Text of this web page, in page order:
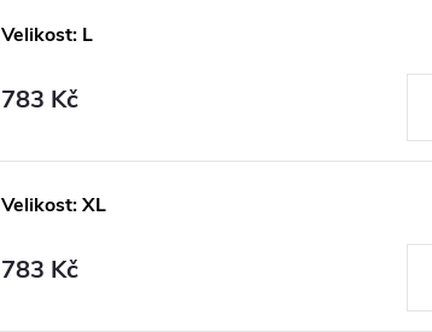
Velikost: L
783 Kč
Velikost: XL
783 Kč